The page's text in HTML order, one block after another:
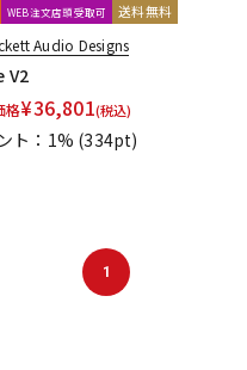
WEB注文店頭受取可 送料無料
Audio Designs
V2
格¥36,801(税込)
ト：1% (334pt)
1